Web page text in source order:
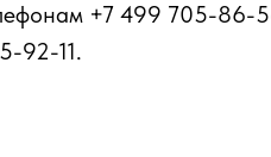
+7 499 705-86-
92-11.